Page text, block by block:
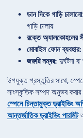
ডান দিকে গাড়ি
গাড়ি চালায়
রক্তে অ্যালকোহলের
মোবাইল ফোন ব্যবহার:
জরুরি নম্বর: দুর্ঘটনা
উপযুক্ত প্রস্তুতির সাথে,
সাংস্কৃতিক সম্পদ অনুভব করার
স্পেনে চিন্তামুক্ত ড্রাইভিং
আন্তর্জাতিক ড্রাইভিং পারমিট